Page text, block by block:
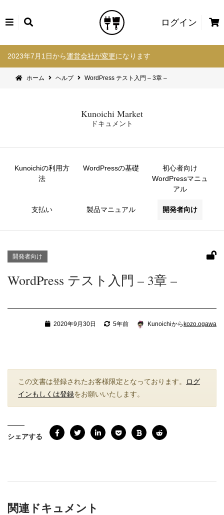
ログイン
カ
2023年7月1日から運営会社が変更になります
ホーム ヘルプ WordPress テスト入門 – 3章 –
Kunoichi Market
ドキュメント
Kunoichiの利用方
法
WordPressの基礎
初心者向け
WordPressマニュ
アル
支払い 製品マニュアル 開発者向け
開発者向け
WordPress テスト入門 – 3章 –
2020年9月30日 5年前 Kunoichiから kozo.ogawa
この文書は登録されたお客様限定となっております。
ログ
インもしくは登録をお願いいたします。
シェアする
関連ドキュメント